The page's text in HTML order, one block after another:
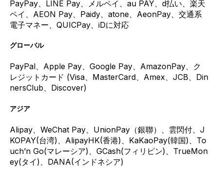
PayPay、LINE Pay、メルペイ、au PAY、d払い、楽天
ペイ、AEON Pay、Paidy、atone、AeonPay、交通系
電子マネー、QUICPay、iDに対応
グローバル
PayPal、Apple Pay、Google Pay、AmazonPay、ク
レジットカード (Visa、MasterCard、Amex、JCB、Din
nersClub、Discover)
アジア
Alipay、WeChat Pay、UnionPay（銀聯）、雲閃付、J
KOPAY(台湾)、AlipayHK(香港)、KaKaoPay(韓国)、To
uch’n Go(マレーシア)、GCash(フィリピン)、TrueMon
ey(タイ)、DANA(インドネシア)